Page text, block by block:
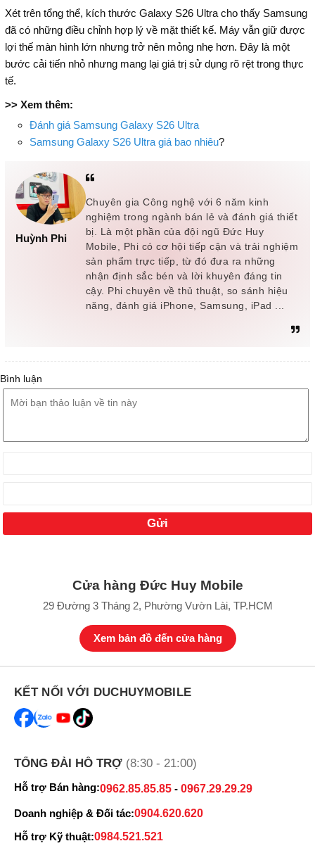
Xét trên tổng thể, kích thước Galaxy S26 Ultra cho thấy Samsung
đã có những điều chỉnh hợp lý về mặt thiết kế. Máy vẫn giữ được
lợi thế màn hình lớn nhưng trở nên mỏng nhẹ hơn. Đây là một
bước cải tiến nhỏ nhưng mang lại giá trị sử dụng rõ rệt trong thực
tế.
>> Xem thêm:
Đánh giá Samsung Galaxy S26 Ultra
Samsung Galaxy S26 Ultra giá bao nhiêu?
Huỳnh Phi
Chuyên gia Công nghệ với 6 năm kinh
nghiệm trong ngành bán lẻ và đánh giá thiết
bị. Là một phần của đội ngũ Đức Huy
Mobile, Phi có cơ hội tiếp cận và trải nghiệm
sản phẩm trực tiếp, từ đó đưa ra những
nhận định sắc bén và lời khuyên đáng tin
cậy. Phi chuyên về thủ thuật, so sánh hiệu
năng, đánh giá iPhone, Samsung, iPad ...
Bình luận
Cửa hàng Đức Huy Mobile
29 Đường 3 Tháng 2, Phường Vườn Lài, TP.HCM
Xem bản đồ đến cửa hàng
KẾT NỐI VỚI DUCHUYMOBILE
TỔNG ĐÀI HỖ TRỢ (8:30 - 21:00)
Hỗ trợ Bán hàng:0962.85.85.85 - 0967.29.29.29
Doanh nghiệp & Đối tác:0904.620.620
Hỗ trợ Kỹ thuật:0984.521.521